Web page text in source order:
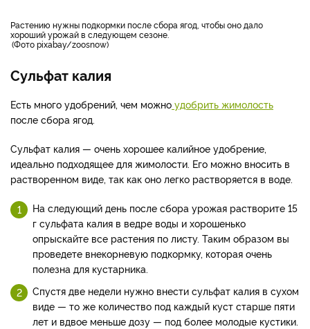
Растению нужны подкормки после сбора ягод, чтобы оно дало
хороший урожай в следующем сезоне.
Фото pixabay/zoosnow
Сульфат калия
Есть много удобрений, чем можно удобрить жимолость
после сбора ягод.
Сульфат калия — очень хорошее калийное удобрение,
идеально подходящее для жимолости. Его можно вносить в
растворенном виде, так как оно легко растворяется в воде.
На следующий день после сбора урожая растворите 15
г сульфата калия в ведре воды и хорошенько
опрыскайте все растения по листу. Таким образом вы
проведете внекорневую подкормку, которая очень
полезна для кустарника.
Спустя две недели нужно внести сульфат калия в сухом
виде — то же количество под каждый куст старше пяти
лет и вдвое меньше дозу — под более молодые кустики.